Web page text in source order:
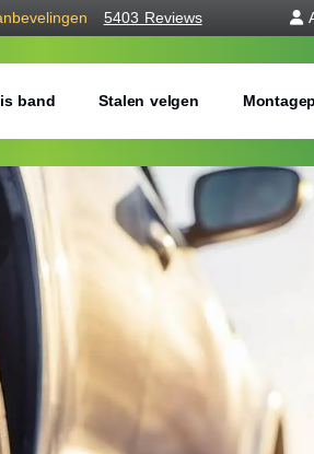
5403 Reviews
band Stalen velgen
Bestel voordelig
Seizoen:
Breedte: Hoogte: